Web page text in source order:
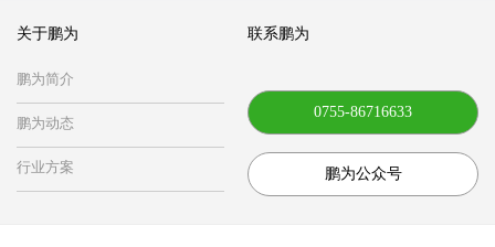
关于鹏为
鹏为简介
鹏为动态
行业方案
联系鹏为
0755-86716633
鹏为公众号